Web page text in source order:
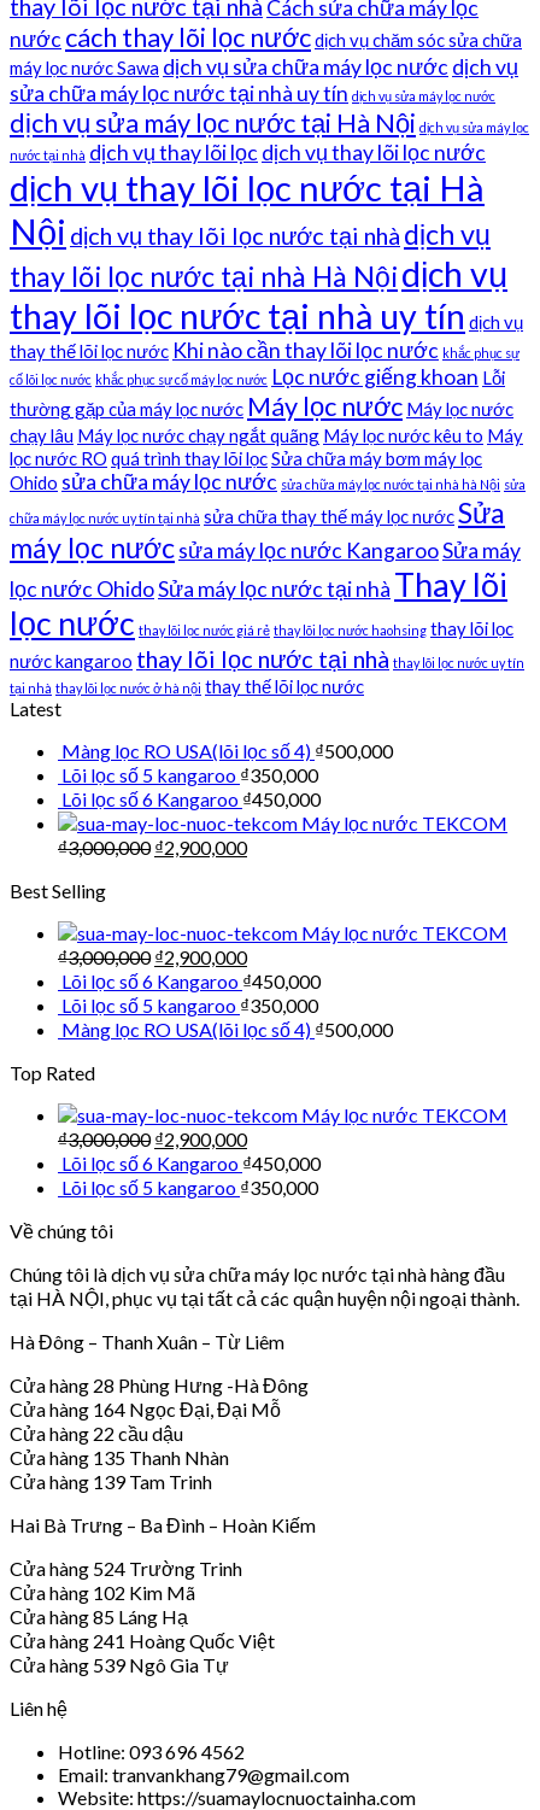
Cách sửa chữa máy lọc
nước cách thay lõi lọc nướcdịch vụ chăm sóc sửa chữa
máy lọc nước Sawa dịch vụ sửa chữa máy lọc nước dịch vụ
sửa chữa máy lọc nước tại nhà uy tín dịch vụ sửa máy lọc nước
dịch vụ sửa máy lọc nước tại Hà Nội dịch vụ sửa máy lọc
nước tại nhà dịch vụ thay lõi lọc dịch vụ thay lõi lọc nước
dịch vụ thay lõi lọc nước tại Hà
Nội dịch vụ thay lõi lọc nước tại nhà dịch vụ
thay lõi lọc nước tại nhà Hà Nộidịch vụ
thay lõi lọc nước tại nhà uy tín dịch vụ
thay thế lõi lọc nước Khi nào cần thay lõi lọc nước khắc phục sự
cố lõi lọc nước khắc phục sự cố máy lọc nước Lọc nước giếng khoan Lỗi
thường gặp của máy lọc nước Máy lọc nước Máy lọc nước
chạy lâu Máy lọc nước chạy ngắt quãng Máy lọc nước kêu to Máy
lọc nước RO quá trình thay lõi lọcSửa chữa máy bơm máy lọc
Ohido sửa chữa máy lọc nước sửa chữa máy lọc nước tại nhà hà Nội sửa
chữa máy lọc nước uy tín tại nhà sửa chữa thay thế máy lọc nướcSửa
máy lọc nướcsửa máy lọc nước KangarooSửa máy
lọc nước OhidoSửa máy lọc nước tại nhà Thay lõi
lọc nước thay lõi lọc nước giá rẻ thay lõi lọc nước haohsing thay lõi lọc
nước kangaroo thay lõi lọc nước tại nhà thay lõi lọc nước uy tín
tại nhà thay lõi lọc nước ở hà nội thay thế lõi lọc nước
Latest
Màng lọc RO USA(lõi lọc số 4) ₫500,000
Lõi lọc số 5 kangaroo ₫350,000
Lõi lọc số 6 Kangaroo ₫450,000
Máy lọc nước TEKCOM
₫3,000,000 ₫2,900,000
Best Selling
Máy lọc nước TEKCOM
₫3,000,000 ₫2,900,000
Lõi lọc số 6 Kangaroo ₫450,000
Lõi lọc số 5 kangaroo ₫350,000
Màng lọc RO USA(lõi lọc số 4) ₫500,000
Top Rated
Máy lọc nước TEKCOM
₫3,000,000 ₫2,900,000
Lõi lọc số 6 Kangaroo ₫450,000
Lõi lọc số 5 kangaroo ₫350,000
Về chúng tôi
Chúng tôi là dịch vụ sửa chữa máy lọc nước tại nhà hàng đầu
tại HÀ NỘI, phục vụ tại tất cả các quận huyện nội ngoại thành.
Hà Đông – Thanh Xuân – Từ Liêm
Cửa hàng 28 Phùng Hưng -Hà Đông
Cửa hàng 164 Ngọc Đại, Đại Mỗ
Cửa hàng 22 cầu dậu
Cửa hàng 135 Thanh Nhàn
Cửa hàng 139 Tam Trinh
Hai Bà Trưng – Ba Đình – Hoàn Kiếm
Cửa hàng 524 Trường Trinh
Cửa hàng 102 Kim Mã
Cửa hàng 85 Láng Hạ
Cửa hàng 241 Hoàng Quốc Việt
Cửa hàng 539 Ngô Gia Tự
Liên hệ
Hotline: 093 696 4562
Email: tranvankhang79@gmail.com
Website: https://suamaylocnuoctainha.com